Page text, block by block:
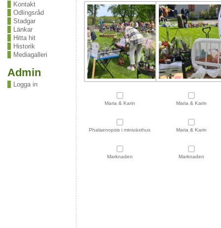
Kontakt
Odlingsråd
Stadgar
Länkar
Hitta hit
Historik
Mediagalleri
Admin
Logga in
Maria & Karin Maria & Karin
Phalaenopsis i miniväxthus Maria & Karin
Marknaden Marknaden